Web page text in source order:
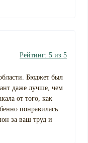
Рейтинг: 5 из 5
Бюджет был
даже лучше, чем
от того, как
понравилась
за ваш труд и